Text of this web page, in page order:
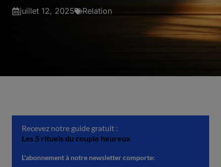
juillet 12, 2025 Relation